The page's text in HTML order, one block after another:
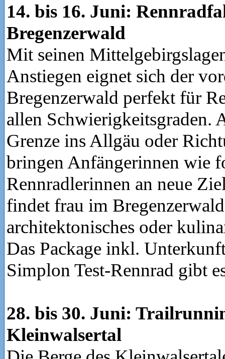
14. bis 16. Juni:
Bregenzerwald
Mit seinen
Anstiegen eignet sich der
Bregenzerwald perfekt für
allen Schwierigkeitsgraden.
Grenze ins Allgäu oder
bringen Anfängerinnen wie
Rennradlerinnen an neue
findet frau im
architektonisches oder
Das Package inkl.
Simplon Test-Rennrad gibt
28. bis 30. Juni:
Kleinwalsertal